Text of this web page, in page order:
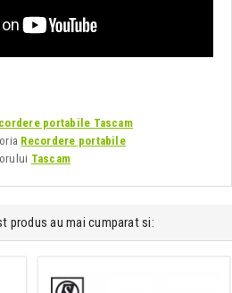
portabile Tascam
Recordere portabile
Tascam
produs au mai cumparat si: